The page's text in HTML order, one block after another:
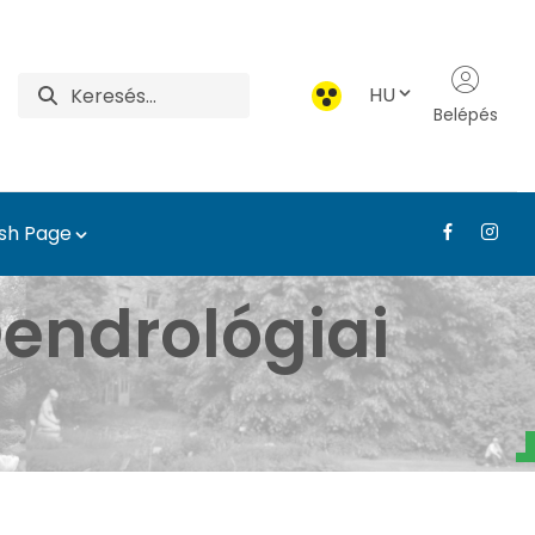
HU
Belépés
Page
- Tájépítészeti,